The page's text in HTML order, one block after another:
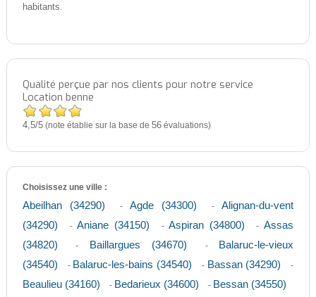
habitants.
Qualité perçue par nos clients pour notre service
Location benne
4,5/5(note établie sur la base de 56évaluations)
Choisissez une ville :
Abeilhan (34290) -Agde (34300) -Alignan-du-vent
(34290)
-Aniane (34150) -Aspiran (34800) -Assas
(34820)
- Baillargues (34670) -
Balaruc-le-vieux
(34540)
- Balaruc-les-bains (34540) - Bassan (34290) -
Beaulieu (34160) - Bedarieux (34600) - Bessan (34550)